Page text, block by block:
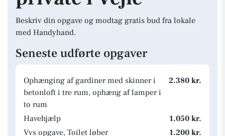
Beskriv din opgave og modtag gratis bud fra lokale
med Handyhand.
Seneste udførte opgaver
Ophænging af gardiner med skinner i
betonloft i tre rum, ophæng af lamper i
to rum
2.380 kr.
Havehjælp
1.050 kr.
Vvs opgave, Toilet løber
1.200 kr.